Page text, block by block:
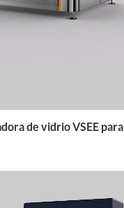
de vidrio VSEE